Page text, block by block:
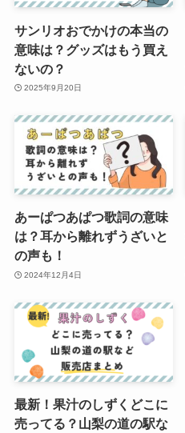
サンリオおでかけの本当の
意味は？グッズはもう買え
ないの？
2025年9月20日
あーぱつあぱつ歌詞の意味
は？耳から離れずうざいと
の声も！
2024年12月4日
最新！果汁のしずくどこに
売ってる？山梨の道の駅な